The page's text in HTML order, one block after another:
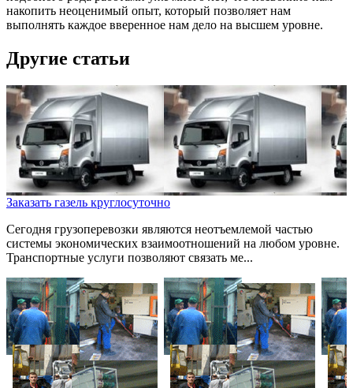
накопить неоценимый опыт, который позволяет нам
выполнять каждое вверенное нам дело на высшем уровне.
Другие статьи
Заказать газель круглосуточно
Сегодня грузоперевозки являются неотъемлемой частью
системы экономических взаимоотношений на любом уровне.
Транспортные услуги позволяют связать ме...